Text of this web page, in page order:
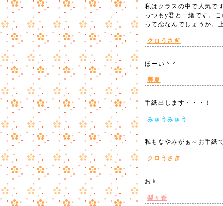
私はクラスの中で人気で
っつもy君と一緒です。
って恋なんでしょうか
クロうさぎ
ほーい＾＾
美夏
手紙出します・・・！
みゅうみゅう
私もなやみがぁ～お手
クロうさぎ
おｋ
梨々香